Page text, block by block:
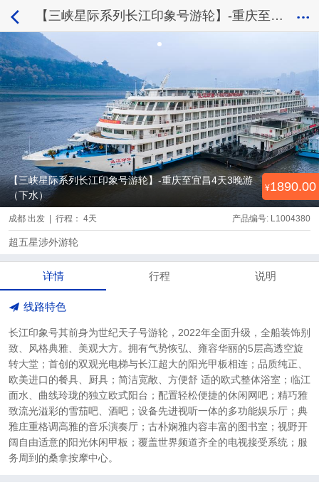
【三峡星际系列长江印象号游轮】-重庆至宜昌4天3晚游（下水）
【三峡星际系列长江印象号游轮】-重庆至宜昌4天3晚游
（下水）
1890.00
产品编号: L1004380
成都 出发 | 行程： 4天
超五星涉外游轮
详情 行程 说明
线路特色
长江印象号其前身为世纪天子号游轮，2022年全面升级，全船装饰别
致、风格典雅、美观大方。拥有气势恢弘、雍容华丽的5层高透空旋
转大堂；首创的双观光电梯与长江超大的阳光甲板相连；品质纯正、
欧美进口的餐具、厨具；简洁宽敞、方便舒 适的欧式整体浴室；临江
面水、曲线玲珑的独立欧式阳台；配置轻松便捷的休闲网吧；精巧雅
致流光溢彩的雪茄吧、酒吧；设备先进视听一体的多功能娱乐厅；典
雅庄重格调高雅的音乐演奏厅；古朴娴雅内容丰富的图书室；视野开
阔自由适意的阳光休闲甲板；覆盖世界频道齐全的电视接受系统；服
务周到的桑拿按摩中心。